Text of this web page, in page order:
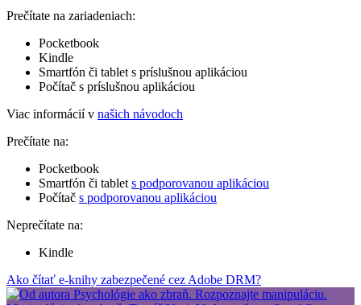
Prečítate na zariadeniach:
Pocketbook
Kindle
Smartfón či tablet s príslušnou aplikáciou
Počítač s príslušnou aplikáciou
Viac informácií v našich návodoch
Prečítate na:
Pocketbook
Smartfón či tablet s podporovanou aplikáciou
Počítač s podporovanou aplikáciou
Neprečítate na:
Kindle
Ako čítať e-knihy zabezpečené cez Adobe DRM?